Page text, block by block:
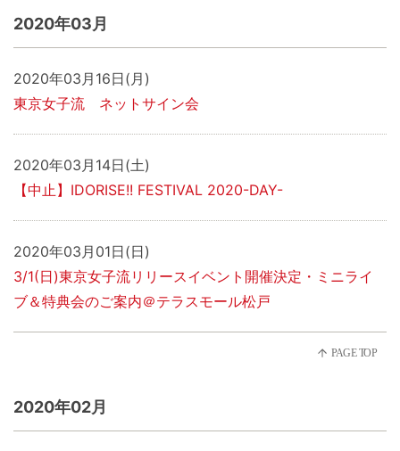
2020年03月
2020年03月16日(月)
東京女子流 ネットサイン会
2020年03月14日(土)
【中止】IDORISE!! FESTIVAL 2020-DAY-
2020年03月01日(日)
3/1(日)東京女子流リリースイベント開催決定・ミニライ
ブ＆特典会のご案内＠テラスモール松戸
2020年02月